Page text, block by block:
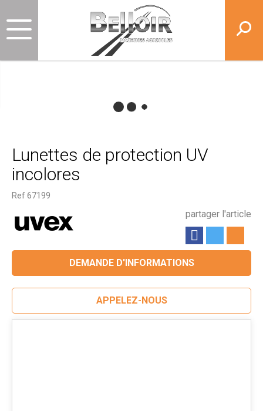
Lunettes de protection UV
incolores
Ref67199
partager l'article
DEMANDE D'INFORMATIONS
APPELEZ-NOUS